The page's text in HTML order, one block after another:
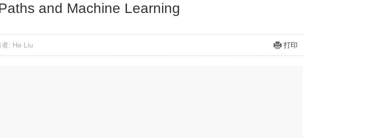
and Machine Learning
者: He Liu 打印